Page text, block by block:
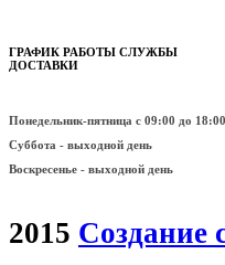
ГРАФИК РАБОТЫ СЛУЖБЫ
ДОСТАВКИ
Понедельник-пятница с 09:00 до 18:00
Суббота - выходной день
Воскресенье - выходной день
2015 Создание